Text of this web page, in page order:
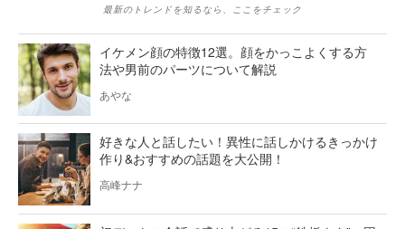
最新のトレンドを知るなら、ここをチェック
イケメン顔の特徴12選。顔をかっこよくする方
法や男前のパーツについて解説
あやな
好きな人と話したい！異性に話しかけるきっかけ
作り&おすすめの話題を大公開！
高峰ナナ